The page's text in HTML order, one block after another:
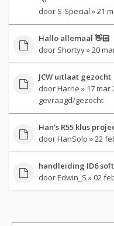
door S-Special » 21
Hallo allemaal 👋🏻
door Shortyy» 20
JCW uitlaat gezocht
doorHarrie » 17 mar
gevraagd/gezocht
Han's R55 klus
doorHanSolo » 22
handleiding ID6
doorEdwin_S » 02